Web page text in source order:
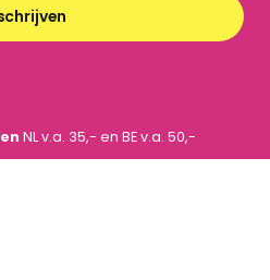
NL v.a. 35,- en BE v.a. 50,-